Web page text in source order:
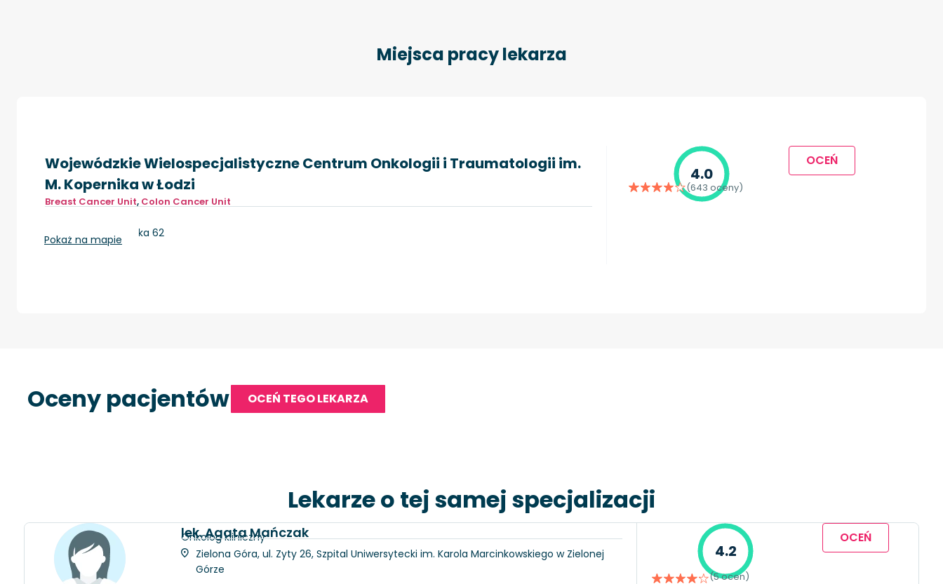
Miejsca pracy lekarza
Wojewódzkie Wielospecjalistyczne Centrum Onkologii i Traumatologii im.
M. Kopernika w Łodzi
Breast Cancer Unit, Colon Cancer Unit
Łódź, ul. Pabianicka 62
Pokaż na mapie
4.0
(643 oceny)
OCEŃ
Oceny pacjentów OCEŃ TEGO LEKARZA
Lekarze o tej samej specjalizacji
lek. Agata Mańczak
Onkolog kliniczny
Zielona Góra, ul. Zyty 26, Szpital Uniwersytecki im. Karola Marcinkowskiego w Zielonej
Górze
4.2
(5 ocen)
OCEŃ